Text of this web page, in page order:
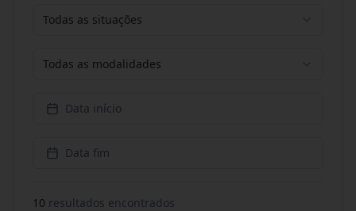
Todas as situações
Todas as modalidades
Data início
Data fim
10 resultados encontrados